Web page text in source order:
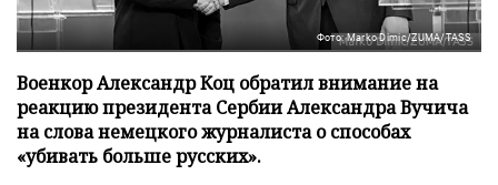
Фото: Marko Dimic/ZUMA/TASS
Военкор Александр Коц обратил внимание на
реакцию президента Сербии Александра Вучича
на слова немецкого журналиста о способах
«убивать больше русских».